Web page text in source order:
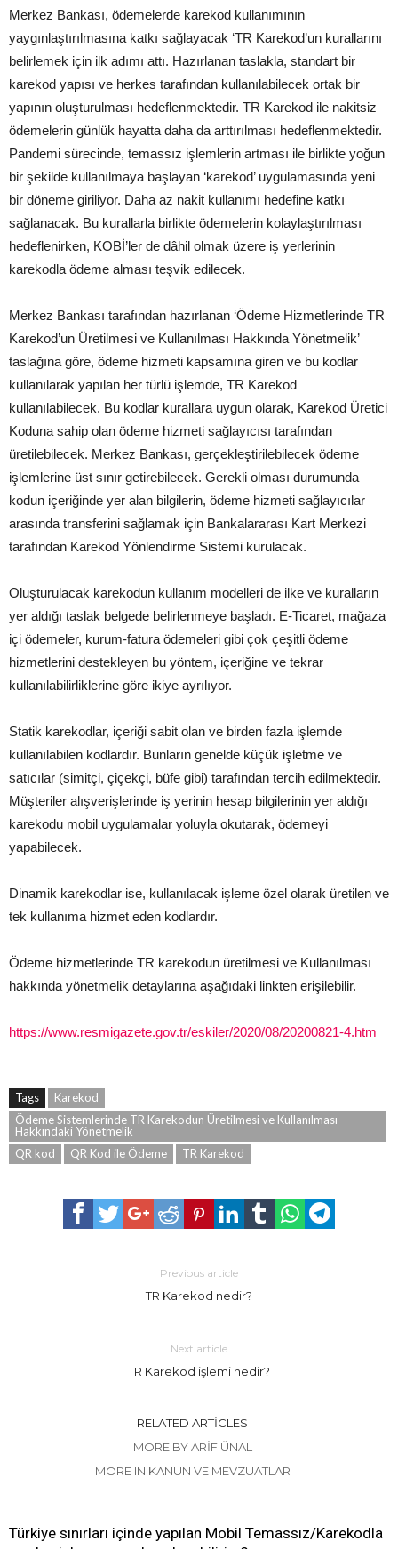
Merkez Bankası, ödemelerde karekod kullanımının
yaygınlaştırılmasına katkı sağlayacak ‘TR Karekod’un kurallarını
belirlemek için ilk adımı attı. Hazırlanan taslakla, standart bir
karekod yapısı ve herkes tarafından kullanılabilecek ortak bir
yapının oluşturulması hedeflenmektedir. TR Karekod ile nakitsiz
ödemelerin günlük hayatta daha da arttırılması hedeflenmektedir.
Pandemi sürecinde, temassız işlemlerin artması ile birlikte yoğun
bir şekilde kullanılmaya başlayan ‘karekod’ uygulamasında yeni
bir döneme giriliyor. Daha az nakit kullanımı hedefine katkı
sağlanacak. Bu kurallarla birlikte ödemelerin kolaylaştırılması
hedeflenirken, KOBİ’ler de dâhil olmak üzere iş yerlerinin
karekodla ödeme alması teşvik edilecek.
Merkez Bankası tarafından hazırlanan ‘Ödeme Hizmetlerinde TR
Karekod’un Üretilmesi ve Kullanılması Hakkında Yönetmelik’
taslağına göre, ödeme hizmeti kapsamına giren ve bu kodlar
kullanılarak yapılan her türlü işlemde, TR Karekod
kullanılabilecek. Bu kodlar kurallara uygun olarak, Karekod Üretici
Koduna sahip olan ödeme hizmeti sağlayıcısı tarafından
üretilebilecek. Merkez Bankası, gerçekleştirilebilecek ödeme
işlemlerine üst sınır getirebilecek. Gerekli olması durumunda
kodun içeriğinde yer alan bilgilerin, ödeme hizmeti sağlayıcılar
arasında transferini sağlamak için Bankalararası Kart Merkezi
tarafından Karekod Yönlendirme Sistemi kurulacak.
Oluşturulacak karekodun kullanım modelleri de ilke ve kuralların
yer aldığı taslak belgede belirlenmeye başladı. E-Ticaret, mağaza
içi ödemeler, kurum-fatura ödemeleri gibi çok çeşitli ödeme
hizmetlerini destekleyen bu yöntem, içeriğine ve tekrar
kullanılabilirliklerine göre ikiye ayrılıyor.
Statik karekodlar, içeriği sabit olan ve birden fazla işlemde
kullanılabilen kodlardır. Bunların genelde küçük işletme ve
satıcılar (simitçi, çiçekçi, büfe gibi) tarafından tercih edilmektedir.
Müşteriler alışverişlerinde iş yerinin hesap bilgilerinin yer aldığı
karekodu mobil uygulamalar yoluyla okutarak, ödemeyi
yapabilecek.
Dinamik karekodlar ise, kullanılacak işleme özel olarak üretilen ve
tek kullanıma hizmet eden kodlardır.
Ödeme hizmetlerinde TR karekodun üretilmesi ve Kullanılması
hakkında yönetmelik detaylarına aşağıdaki linkten erişilebilir.
https://www.resmigazete.gov.tr/eskiler/2020/08/20200821-4.htm
Tags
Karekod
Ödeme Sistemlerinde TR Karekodun Üretilmesi ve Kullanılması
Hakkındaki Yönetmelik
QR kod
QR Kod ile Ödeme TR Karekod
Previous article
TR Karekod nedir?
Next article
TR Karekod işlemi nedir?
RELATED ARTICLES
MORE BY ARIF ÜNAL
MORE IN KANUN VE MEVZUATLAR
Türkiye sınırları içinde yapılan Mobil Temassız/Karekodla